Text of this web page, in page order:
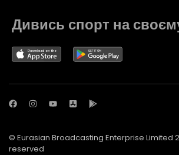
Дивись спорт на
© Eurasian Broadcasting Enterprise Limited
reserved